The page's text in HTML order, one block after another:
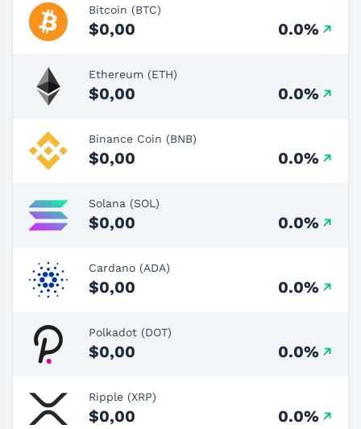
Bitcoin (BTC)
$0,00 0.0%
Ethereum (ETH)
$0,00 0.0%
Binance Coin (BNB)
$0,00 0.0%
Solana (SOL)
$0,00 0.0%
Cardano (ADA)
$0,00 0.0%
Polkadot (DOT)
$0,00 0.0%
Ripple (XRP)
$0,00 0.0%